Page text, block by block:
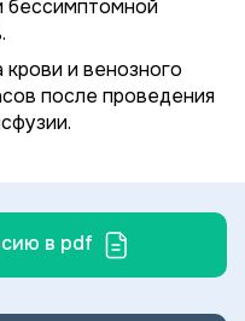
бессимптомной
и венозного
после проведения
в pdf